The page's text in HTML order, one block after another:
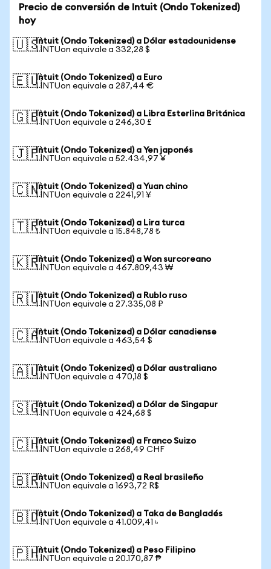
Precio de conversión de Intuit (Ondo Tokenized)
hoy
🇺🇸Intuit (Ondo Tokenized) a Dólar estadounidense
1 INTUon equivale a 332,28 $
🇪🇺Intuit (Ondo Tokenized) a Euro
1 INTUon equivale a 287,44 €
🇬🇧Intuit (Ondo Tokenized) a Libra Esterlina Británica
1 INTUon equivale a 246,30 £
🇯🇵Intuit (Ondo Tokenized) a Yen japonés
1 INTUon equivale a 52.434,97 ¥
🇨🇳Intuit (Ondo Tokenized) a Yuan chino
1 INTUon equivale a 2241,91 ¥
🇹🇷Intuit (Ondo Tokenized) a Lira turca
1 INTUon equivale a 15.848,78 ₺
🇰🇷Intuit (Ondo Tokenized) a Won surcoreano
1 INTUon equivale a 467.809,43 ₩
🇷🇺Intuit (Ondo Tokenized) a Rublo ruso
1 INTUon equivale a 27.335,08 ₽
🇨🇦Intuit (Ondo Tokenized) a Dólar canadiense
1 INTUon equivale a 463,54 $
🇦🇺Intuit (Ondo Tokenized) a Dólar australiano
1 INTUon equivale a 470,18 $
🇸🇬Intuit (Ondo Tokenized) a Dólar de Singapur
1 INTUon equivale a 424,68 $
🇨🇭Intuit (Ondo Tokenized) a Franco Suizo
1 INTUon equivale a 268,49 CHF
🇧🇷Intuit (Ondo Tokenized) a Real brasileño
1 INTUon equivale a 1693,72 R$
🇧🇩Intuit (Ondo Tokenized) a Taka de Bangladés
1 INTUon equivale a 41.009,41 ৳
🇵🇭Intuit (Ondo Tokenized) a Peso Filipino
1 INTUon equivale a 20.170,87 ₱